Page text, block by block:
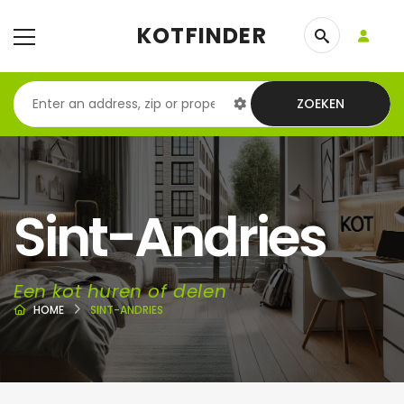
KOTFINDER
ZOEKEN
Sint-Andries
Een kot huren of delen
HOME SINT-ANDRIES